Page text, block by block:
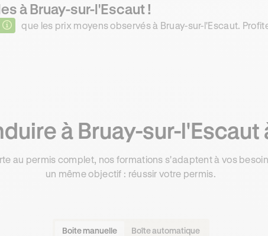
à Bruay-sur-l'Escaut !
que les prix moyens observés à Bruay-sur-l'Escaut.
à Bruay-sur-
au permis complet, nos formations s'adaptent à vos
un même objectif : réussir votre permis.
Boite manuelle Boîte automatique